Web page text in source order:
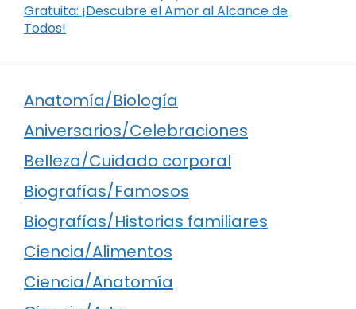
Gratuita: ¡Descubre el Amor al Alcance de
Todos!
Anatomía/Biología
Aniversarios/Celebraciones
Belleza/Cuidado corporal
Biografías/Famosos
Biografías/Historias familiares
Ciencia/Alimentos
Ciencia/Anatomía